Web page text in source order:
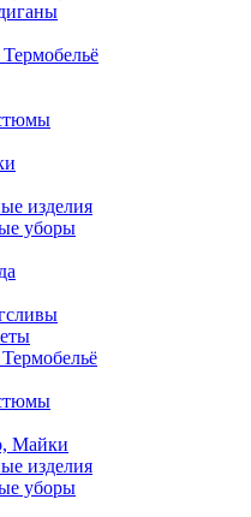
изделия
уборы
Майки
изделия
уборы